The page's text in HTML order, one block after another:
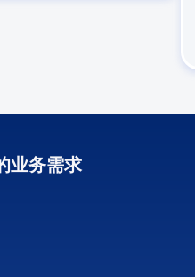
业务需求